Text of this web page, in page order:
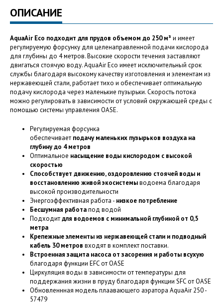
ОПИСАНИЕ
AquaAir Eco подходит для прудов объемом до 250 м³ и имеет
регулируемую форсунку для целенаправленной подачи кислорода
для глубины до 4 метров. Высокие скорости течения заставляют
двигаться стоячую воду. AquaAir Eco имеет исключительный срок
службы благодаря высокому качеству изготовления и элементам из
нержавеющей стали, работает тихо и обеспечивает оптимальную
подачу кислорода через маленькие пузырьки. Скорость потока
можно регулировать в зависимости от условий окружающей среды с
помощью системы управления OASE.
Регулируемая форсунка
обеспечивает подачу маленьких пузырьков воздуха на
глубину до 4 метров
Оптимальное насыщение воды кислородом с высокой
скоростью
Способствует движению, оздоровлению стоячей воды и
восстановлению живой экосистемыводоема благодаря
высокой производительности
Энергоэффективная работа - низкое потребление
Бесшумная работапод водой
Подходитдля водоемов с минимальной глубиной от 0,5
метра
Крепежные элементы из нержавеющей стали и подводный
кабель 30 метров входят в комплект поставки.
Встроенная защита насоса от засорения и работы всухую
благодаря функции EFC от OASE
Циркуляция воды в зависимости от температуры для
поддержания жизни в пруду благодаря функции SFC от OASE
Обновленнная модель плаавающего аэратора AquaAir 250 -
57479